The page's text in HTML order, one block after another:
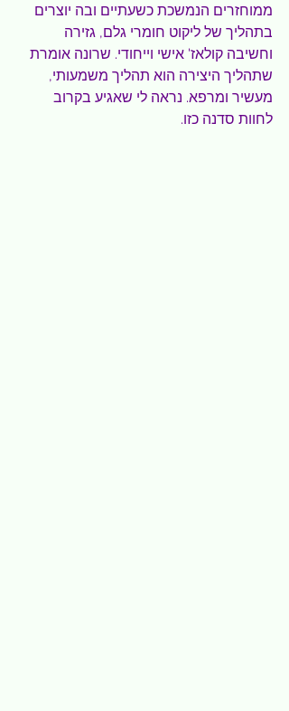
ממוחזרים הנמשכת כשעתיים ובה יוצרים
בתהליך של ליקוט חומרי גלם, גזירה
וחשיבה קולאז' אישי וייחודי. שרונה אומרת
שתהליך היצירה הוא תהליך משמעותי,
מעשיר ומרפא. נראה לי שאגיע בקרוב
לחוות סדנה כזו.